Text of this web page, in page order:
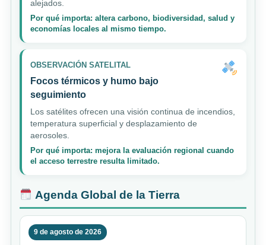
alejados.
Por qué importa: altera carbono, biodiversidad, salud y
economías locales al mismo tiempo.
OBSERVACIÓN SATELITAL
Focos térmicos y humo bajo
seguimiento
Los satélites ofrecen una visión continua de incendios,
temperatura superficial y desplazamiento de
aerosoles.
Por qué importa: mejora la evaluación regional cuando
el acceso terrestre resulta limitado.
Agenda Global de la Tierra
9 de agosto de 2026